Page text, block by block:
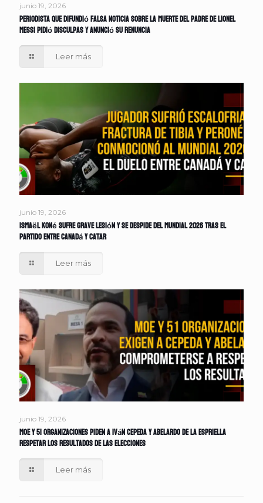
junio 19, 2026
Periodista que difundió falsa noticia sobre la muerte del padre de Lionel
Messi pidió disculpas y anunció su renuncia
Leer más
junio 19, 2026
Ismaël Koné sufre grave lesión y se despide del Mundial 2026 tras el
partido entre Canadá y Catar
Leer más
junio 19, 2026
MOE y 51 organizaciones piden a Iván Cepeda y Abelardo de la Espriella
respetar los resultados de las elecciones
Leer más